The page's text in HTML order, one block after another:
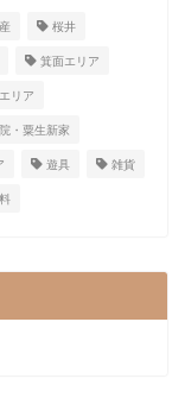
桜井
箕面エリア
リア
・粟生新家
遊具 雑貨